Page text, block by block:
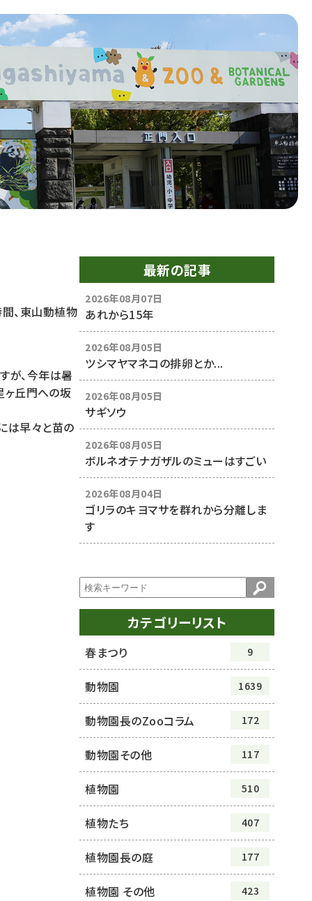
、東山動植物
が、今年は暑
ヶ丘門への坂
は早々と苗の
最新の記事
2026年08月07日
あれから15年
2026年08月05日
ツシマヤマネコの排卵とか...
2026年08月05日
サギソウ
2026年08月05日
ボルネオテナガザルのミューはすごい
2026年08月04日
ゴリラのキヨマサを群れから分離しま
す
カテゴリーリスト
春まつり 9
動物園 1639
動物園長のZooコラム 172
動物園その他 117
植物園 510
植物たち 407
植物園長の庭 177
植物園 その他 423